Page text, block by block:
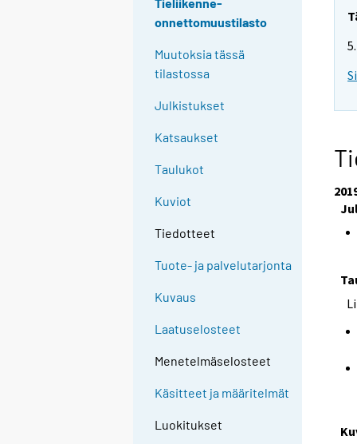
Tieliikenne-
onnettomuustilasto
Muutoksia tässä
tilastossa
Julkistukset
Katsaukset
Taulukot
Kuviot
Tiedotteet
Tuote- ja palvelutarjonta
Kuvaus
Laatuselosteet
Menetelmäselosteet
Käsitteet ja määritelmät
Luokitukset